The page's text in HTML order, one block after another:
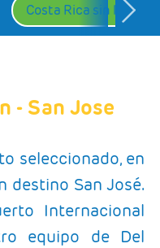
Costa Rica sin límites
- San Jose
seleccionado, en
destino San José.
Internacional
equipo de Del